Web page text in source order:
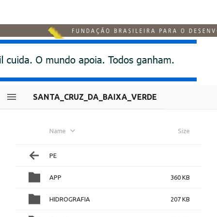
SANTA_CRUZ_DA_BAIXA_VERDE
Name Size
PE
APP 360 KB
HIDROGRAFIA 207 KB